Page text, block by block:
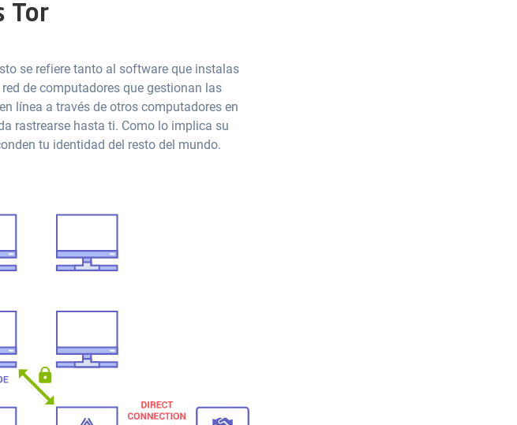
Tor
se refiere tanto al software que instalas
de computadores que gestionan las
línea a través de otros computadores en
rastrearse hasta ti. Como lo implica su
tu identidad del resto del mundo.